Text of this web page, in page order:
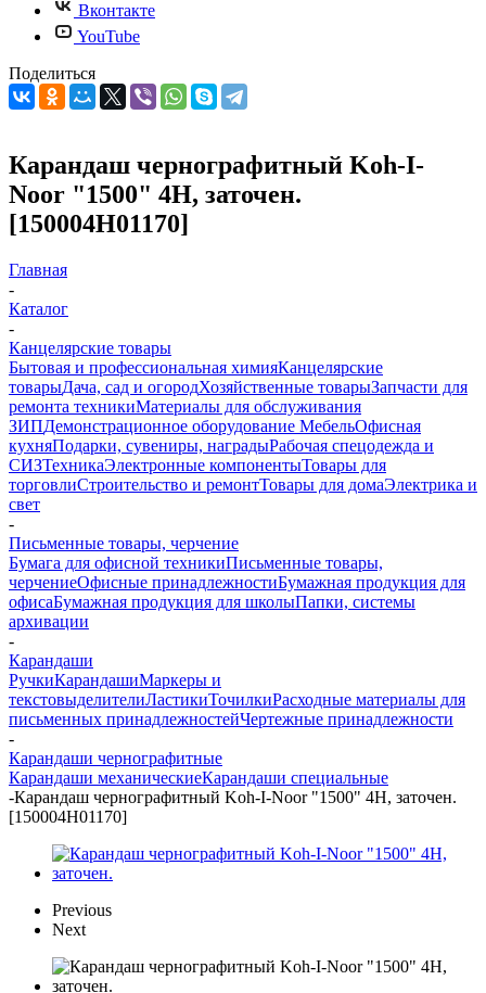
Вконтакте
YouTube
Поделиться
Карандаш чернографитный Koh-I-
Noor "1500" 4Н, заточен.
[150004H01170]
Главная
-
Каталог
-
Канцелярские товары
Бытовая и профессиональная химияКанцелярские
товарыДача, сад и огородХозяйственные товарыЗапчасти для
ремонта техникиМатериалы для обслуживания
ЗИПДемонстрационное оборудование МебельОфисная
кухняПодарки, сувениры, наградыРабочая спецодежда и
СИЗТехникаЭлектронные компонентыТовары для
торговлиСтроительство и ремонтТовары для домаЭлектрика и
свет
-
Письменные товары, черчение
Бумага для офисной техникиПисьменные товары,
черчениеОфисные принадлежностиБумажная продукция для
офисаБумажная продукция для школыПапки, системы
архивации
-
Карандаши
РучкиКарандашиМаркеры и
текстовыделителиЛастикиТочилкиРасходные материалы для
письменных принадлежностейЧертежные принадлежности
-
Карандаши чернографитные
Карандаши механическиеКарандаши специальные
-Карандаш чернографитный Koh-I-Noor "1500" 4Н, заточен.
[150004H01170]
Previous
Next